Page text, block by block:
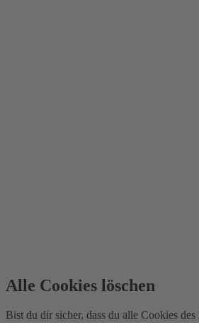
Alle Cookies löschen
Bist du dir sicher, dass du alle Cookies